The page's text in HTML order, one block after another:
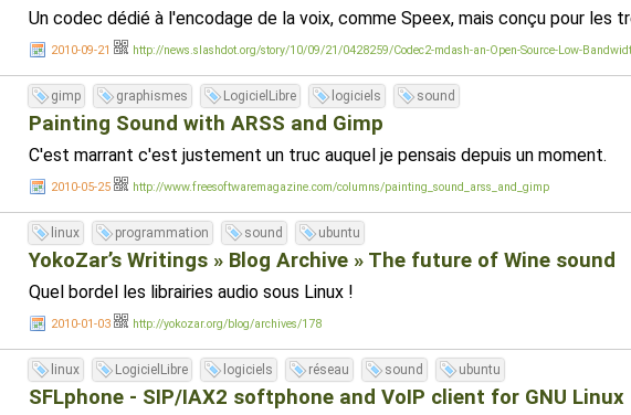
Un codec dédié à l'encodage de la voix, comme Speex, mais conçu pour
2010-09-21 http://news.slashdot.org/story/10/09/21/0428259/Codec2-mdash-an-Open-Source-Low-
gimp graphismes LogicielLibre logiciels sound
Painting Sound with ARSS and Gimp
C'est marrant c'est justement un truc auquel je pensais depuis un moment.
2010-05-25 http://www.freesoftwaremagazine.com/columns/painting_sound_arss_and_gimp
linux programmation sound ubuntu
YokoZar’s Writings » Blog Archive » The future of Wine sound
Quel bordel les librairies audio sous Linux !
2010-01-03 http://yokozar.org/blog/archives/178
linux LogicielLibre logiciels réseau sound ubuntu
SFLphone - SIP/IAX2 softphone and VoIP client for GNU Linux